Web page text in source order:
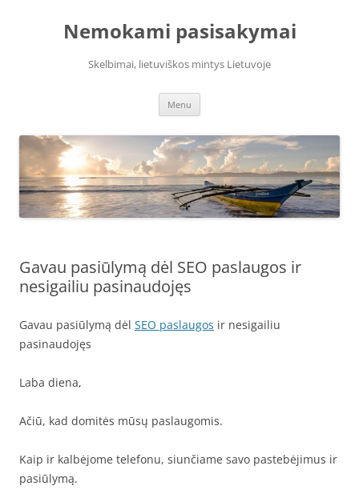
Nemokami pasisakymai
Skelbimai, lietuviškos mintys Lietuvoje
Menu
Gavau pasiūlymą dėl SEO paslaugos ir
nesigailiu pasinaudojęs
Gavau pasiūlymą dėl SEO paslaugos ir nesigailiu
pasinaudojęs
Laba diena,
Ačiū, kad domitės mūsų paslaugomis.
Kaip ir kalbėjome telefonu, siunčiame savo pastebėjimus ir
pasiūlymą.